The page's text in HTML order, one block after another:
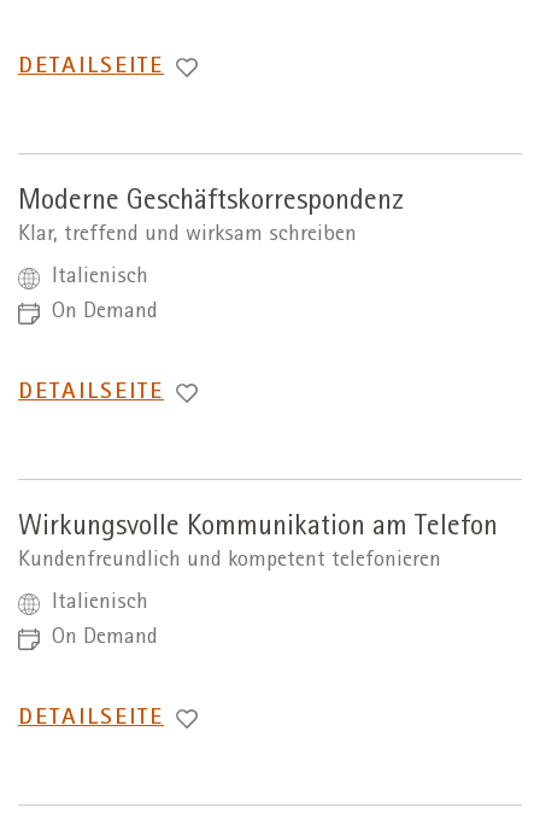
WECHSEL
DETAILSEITE
Moderne Geschäftskorrespondenz
Klar, treffend und wirksam schreiben
Italienisch
On Demand
WECHSEL
DETAILSEITE
Wirkungsvolle Kommunikation am Telefon
Kundenfreundlich und kompetent telefonieren
Italienisch
On Demand
WECHSEL
DETAILSEITE